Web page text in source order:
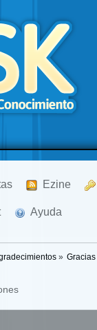
Ezine
Ayuda
»